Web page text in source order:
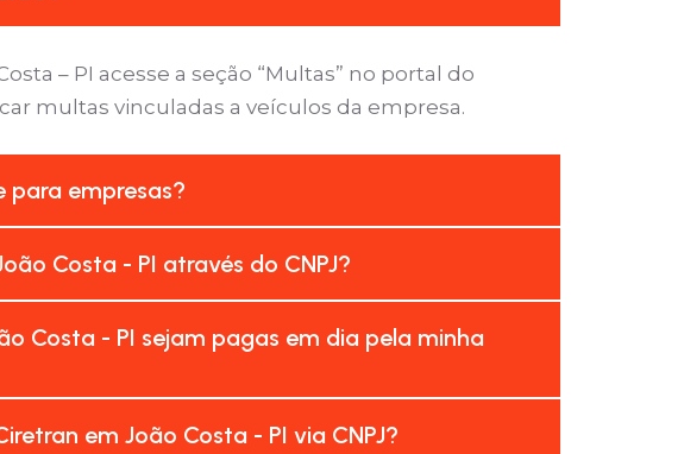
– PI acesse a seção “Multas” no portal do
multas vinculadas a veículos da empresa.
para empresas?
Costa - PI através do CNPJ?
Costa - PI sejam pagas em dia pela minha
em João Costa - PI via CNPJ?